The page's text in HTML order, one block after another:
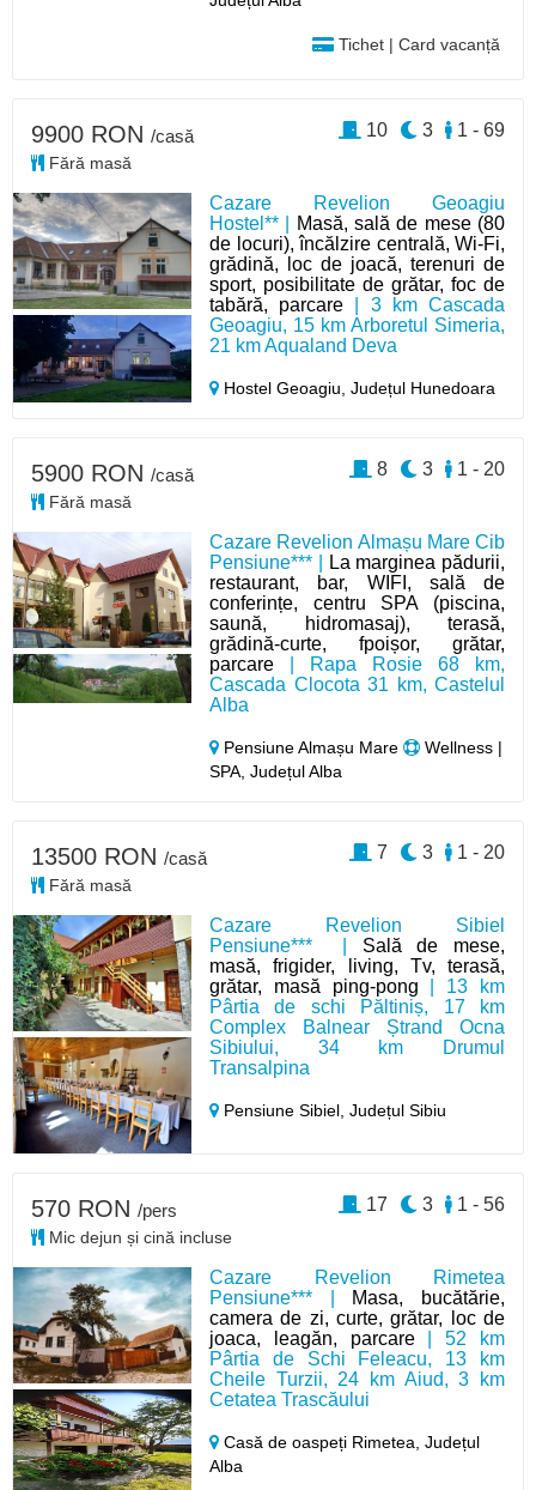
Tichet | Card vacanță
Cazare Revelion Geoagiu
Hostel** |
Masă, sală de mese (80
de locuri), încălzire centrală, Wi-Fi,
grădină, loc de joacă, terenuri de
sport, posibilitate de grătar, foc de
tabără, parcare | 3 km Cascada
Geoagiu, 15 km Arboretul Simeria,
21 km Aqualand Deva
Hostel Geoagiu,Județul Hunedoara
9900 RON /casă
Fără masă
1 - 69
3
10
Cazare Revelion Almașu Mare Cib
Pensiune*** |
La marginea pădurii,
restaurant, bar, WIFI, sală de
conferințe, centru SPA (piscina,
saună, hidromasaj), terasă,
grădină-curte, fpoișor, grătar,
parcare | Rapa Rosie 68 km,
Cascada Clocota 31 km, Castelul
Alba
Pensiune Almașu Mare
Wellness |
SPA, Județul Alba
5900 RON /casă
Fără masă
1 - 20
3
8
Cazare Revelion Sibiel
Pensiune*** | Sală de mese,
masă, frigider, living, Tv, terasă,
grătar, masă ping-pong | 13 km
Pârtia de schi Păltiniș, 17 km
Complex Balnear Ștrand Ocna
Sibiului, 34 km Drumul
Transalpina
Pensiune Sibiel,Județul Sibiu
13500 RON /casă
Fără masă
1 - 20
3
7
Cazare Revelion Rimetea
Pensiune*** | Masa, bucătărie,
camera de zi, curte, grătar, loc de
joaca, leagăn, parcare| 52 km
Pârtia de Schi Feleacu, 13 km
Cheile Turzii, 24 km Aiud, 3 km
Cetatea Trascăului
Casă de oaspeți Rimetea,Județul
Alba
570 RON /pers
Mic dejun și cină incluse
1 - 56
3
17